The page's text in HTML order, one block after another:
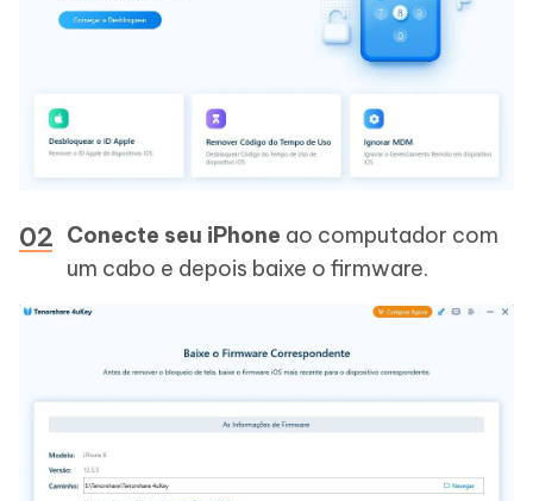
Conecte seu iPhone ao computador com
um cabo e depois baixe o firmware.